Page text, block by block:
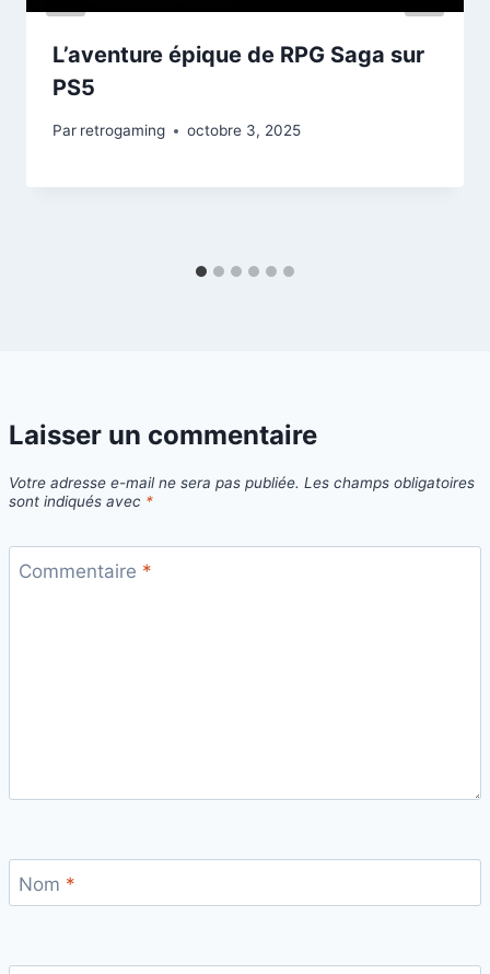
L’aventure épique de RPG Saga sur
PS5
Par retrogaming octobre 3, 2025
Laisser un commentaire
Votre adresse e-mail ne sera pas publiée. Les champs obligatoires
sont indiqués avec *
Commentaire *
Nom *